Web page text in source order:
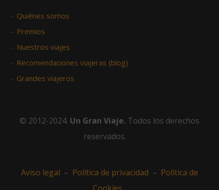
– Quiénes somos
– Premios
– Nuestros viajes
– Recomendaciones viajeras (blog)
– Grandes viajeros
© 2012-2024. Un Gran Viaje. Todos los derechos
reservados.
Aviso legal – Política de privacidad – Política de